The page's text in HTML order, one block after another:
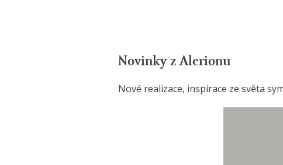
Novinky z Alerionu
Nové realizace, inspirace ze světa